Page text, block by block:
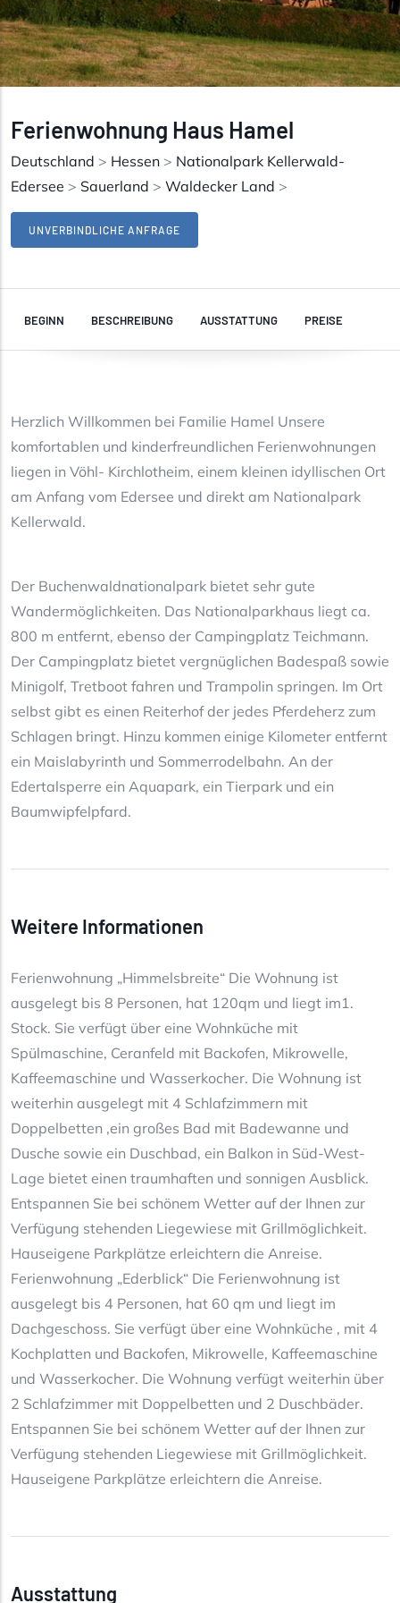
Ferienwohnung Haus Hamel
Deutschland > Hessen > Nationalpark Kellerwald-
Edersee > Sauerland > Waldecker Land >
UNVERBINDLICHE ANFRAGE
BEGINN BESCHREIBUNG AUSSTATTUNG PREISE
Herzlich Willkommen bei Familie Hamel Unsere
komfortablen und kinderfreundlichen Ferienwohnungen
liegen in Vöhl- Kirchlotheim, einem kleinen idyllischen Ort
am Anfang vom Edersee und direkt am Nationalpark
Kellerwald.
Der Buchenwaldnationalpark bietet sehr gute
Wandermöglichkeiten. Das Nationalparkhaus liegt ca.
800 m entfernt, ebenso der Campingplatz Teichmann.
Der Campingplatz bietet vergnüglichen Badespaß sowie
Minigolf, Tretboot fahren und Trampolin springen. Im Ort
selbst gibt es einen Reiterhof der jedes Pferdeherz zum
Schlagen bringt. Hinzu kommen einige Kilometer entfernt
ein Maislabyrinth und Sommerrodelbahn. An der
Edertalsperre ein Aquapark, ein Tierpark und ein
Baumwipfelpfard.
Weitere Informationen
Ferienwohnung „Himmelsbreite“ Die Wohnung ist
ausgelegt bis 8 Personen, hat 120qm und liegt im1.
Stock. Sie verfügt über eine Wohnküche mit
Spülmaschine, Ceranfeld mit Backofen, Mikrowelle,
Kaffeemaschine und Wasserkocher. Die Wohnung ist
weiterhin ausgelegt mit 4 Schlafzimmern mit
Doppelbetten ,ein großes Bad mit Badewanne und
Dusche sowie ein Duschbad, ein Balkon in Süd-West-
Lage bietet einen traumhaften und sonnigen Ausblick.
Entspannen Sie bei schönem Wetter auf der Ihnen zur
Verfügung stehenden Liegewiese mit Grillmöglichkeit.
Hauseigene Parkplätze erleichtern die Anreise.
Ferienwohnung „Ederblick“ Die Ferienwohnung ist
ausgelegt bis 4 Personen, hat 60 qm und liegt im
Dachgeschoss. Sie verfügt über eine Wohnküche , mit 4
Kochplatten und Backofen, Mikrowelle, Kaffeemaschine
und Wasserkocher. Die Wohnung verfügt weiterhin über
2 Schlafzimmer mit Doppelbetten und 2 Duschbäder.
Entspannen Sie bei schönem Wetter auf der Ihnen zur
Verfügung stehenden Liegewiese mit Grillmöglichkeit.
Hauseigene Parkplätze erleichtern die Anreise.
Ausstattung